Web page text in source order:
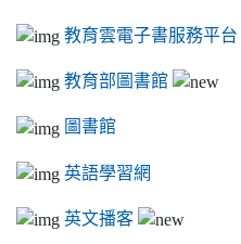
教育雲電子書服務平台
教育部圖書館
圖書館
英語學習網
英文播客